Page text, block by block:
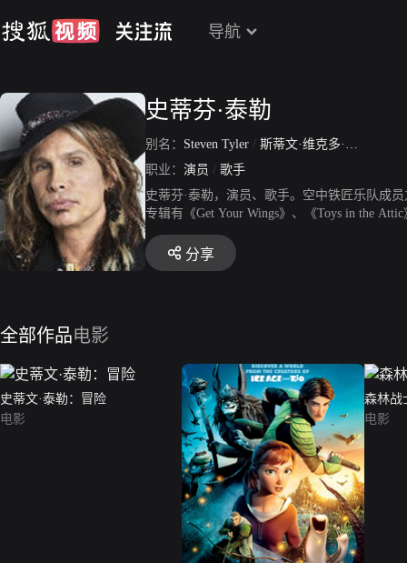
导航
史蒂芬·泰勒
别名： Steven Tyler / 斯蒂文·维克多·泰瑞克
职业： 演员 / 歌手
史蒂芬·泰勒，演员、歌手。空中铁匠乐队成
专辑有《Get Your Wings》、《Toys in the
分享
全部作品电影
史蒂文·泰勒：冒险
电影
森林战
电影